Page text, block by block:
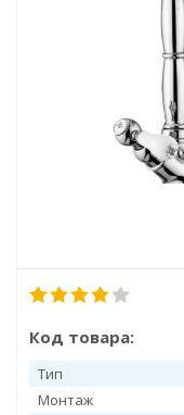
Код товара:
Тип
Монтаж